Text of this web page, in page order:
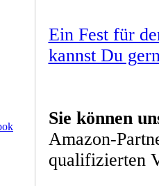
Ein Fest für
kannst Du
Sie können
Amazon-
qualifizierten